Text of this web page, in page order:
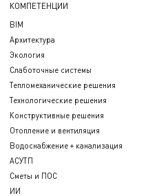
КОМПЕТЕНЦИИ
BIM
Архитектура
Экология
Слаботочные системы
Тепломеханические решения
Технологические решения
Конструктивные решения
Отопление и вентиляция
Водоснабжение + канализация
АСУТП
Сметы и ПОС
ИИ